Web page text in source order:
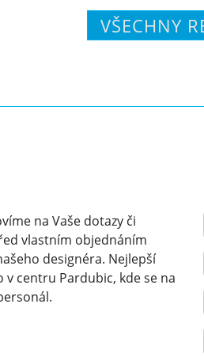
VŠECHNY
na Vaše dotazy či
vlastním objednáním
designéra. Nejlepší
centru Pardubic, kde se na